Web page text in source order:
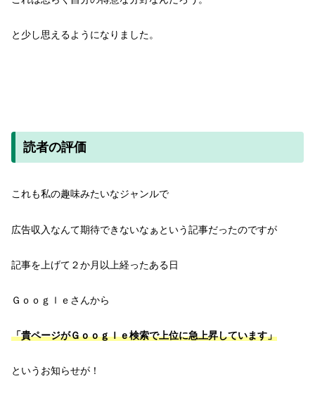
と少し思えるようになりました。
読者の評価
これも私の趣味みたいなジャンルで
広告収入なんて期待できないなぁという記事だったのですが
記事を上げて２か月以上経ったある日
Ｇｏｏｇｌｅさんから
「貴ページがＧｏｏｇｌｅ検索で上位に急上昇しています」
というお知らせが！